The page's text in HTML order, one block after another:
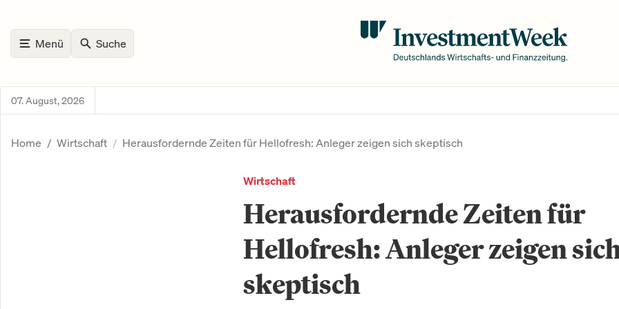
Menü Suche
07. August, 2026
Home Wirtschaft Herausfordernde Zeiten für Hellofresh: Anleger zeigen sich skeptisch
Wirtschaft
Herausfordernde Zeiten für
Hellofresh: Anleger zeigen
skeptisch